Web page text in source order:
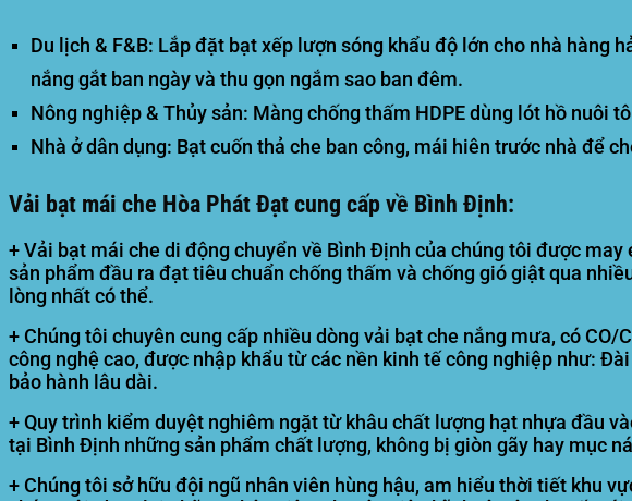
Du lịch & F&B: Lắp đặt bạt xếp lượn sóng khẩu độ lớn cho nhà hàng
nắng gắt ban ngày và thu gọn ngắm sao ban đêm.
Nông nghiệp & Thủy sản: Màng chống thấm HDPE dùng lót hồ nuôi
Nhà ở dân dụng: Bạt cuốn thả che ban công, mái hiên trước nhà để
Vải bạt mái che Hòa Phát Đạt cung cấp về Bình Định:
+ Vải bạt mái che di động chuyển về Bình Định của chúng tôi được may
sản phẩm đầu ra đạt tiêu chuẩn chống thấm và chống gió giật qua
lòng nhất có thể.
+ Chúng tôi chuyên cung cấp nhiều dòng vải bạt che nắng mưa, có
công nghệ cao, được nhập khẩu từ các nền kinh tế công nghiệp như:
bảo hành lâu dài.
+ Quy trình kiểm duyệt nghiêm ngặt từ khâu chất lượng hạt nhựa đầu
tại Bình Định những sản phẩm chất lượng, không bị giòn gãy hay mục
+ Chúng tôi sở hữu đội ngũ nhân viên hùng hậu, am hiểu thời tiết khu